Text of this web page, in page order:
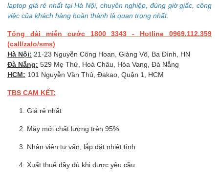
laptop giá rẻ nhất tại Hà Nội, chuyên nghiệp, đúng giờ giấc, công
việc của khách hàng hoàn thành là quan trọng nhất.
Tổng đài miễn cước 1800 3343 - Hotline 0969.112.359
(call/zalo/sms)
Hà Nội: 21-23 Nguyễn Công Hoan, Giảng Võ, Ba Đình, HN
Đà Nẵng: 529 Mẹ Thứ, Hoà Châu, Hòa Vang, Đà Nẵng
HCM: 101 Nguyễn Văn Thủ, Đakao, Quận 1, HCM
TBS CAM KẾT:
Giá rẻ nhất
Máy mới chất lượng trên 95%
Nhân viên tư vấn, lắp đặt nhiệt tình
Xuất thuế đầy đủ khi được yêu cầu